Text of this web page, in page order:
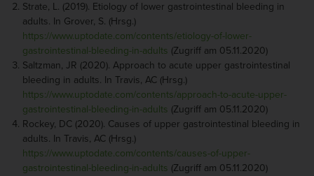
Strate, L. (2019). Etiology of lower gastrointestinal bleeding in
adults. In Grover, S. (Hrsg.)
https://www.uptodate.com/contents/etiology-of-lower-
gastrointestinal-bleeding-in-adults (Zugriff am 05.11.2020)
Saltzman, JR (2020). Approach to acute upper gastrointestinal
bleeding in adults. In Travis, AC (Hrsg.)
https://www.uptodate.com/contents/approach-to-acute-upper-
gastrointestinal-bleeding-in-adults (Zugriff am 05.11.2020)
Rockey, DC (2020). Causes of upper gastrointestinal bleeding in
adults. In Travis, AC (Hrsg.)
https://www.uptodate.com/contents/causes-of-upper-
gastrointestinal-bleeding-in-adults (Zugriff am 05.11.2020)